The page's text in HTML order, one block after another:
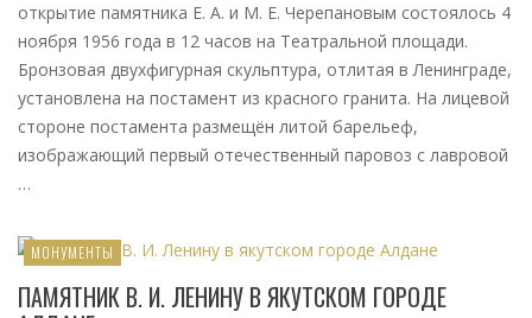
открытие памятника Е. А. и М. Е. Черепановым состоялось 4
ноября 1956 года в 12 часов на Театральной площади.
Бронзовая двухфигурная скульптура, отлитая в Ленинграде,
установлена на постамент из красного гранита. На лицевой
стороне постамента размещён литой барельеф,
изображающий первый отечественный паровоз с лавровой
…
МОНУМЕНТЫ
ПАМЯТНИК В. И. ЛЕНИНУ В ЯКУТСКОМ ГОРОДЕ